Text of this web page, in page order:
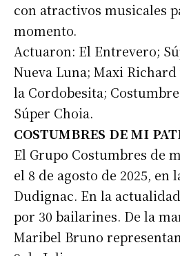
con atractivos musicales
momento.
Actuaron: El Entrevero;
Nueva Luna; Maxi
la Cordobesita;
Súper Choia.
COSTUMBRES DE MI
El Grupo Costumbres de
el 8 de agosto de 2025, en
Dudignac. En la
por 30 bailarines. De la
Maribel Bruno